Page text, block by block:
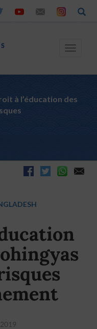
Toggle
à l’éducation des